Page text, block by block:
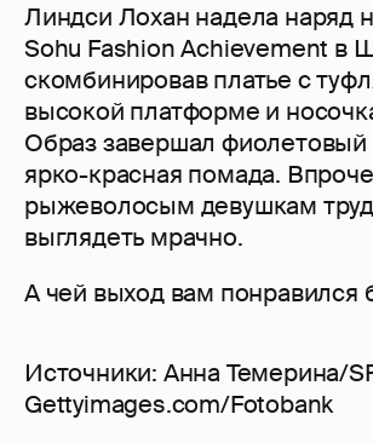
Линдси Лохан надела наряд
Sohu Fashion Achievement в
скомбинировав платье с
высокой платформе и
Образ завершал
ярко-красная помада.
рыжеволосым девушкам
выглядеть мрачно.
А чей выход вам понравился
Источники: Анна Темерина/
Gettyimages.com/Fotobank